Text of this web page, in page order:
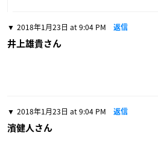
2018年1月23日 at 9:04 PM 返信
井上雄貴さん
2018年1月23日 at 9:04 PM 返信
濱健人さん